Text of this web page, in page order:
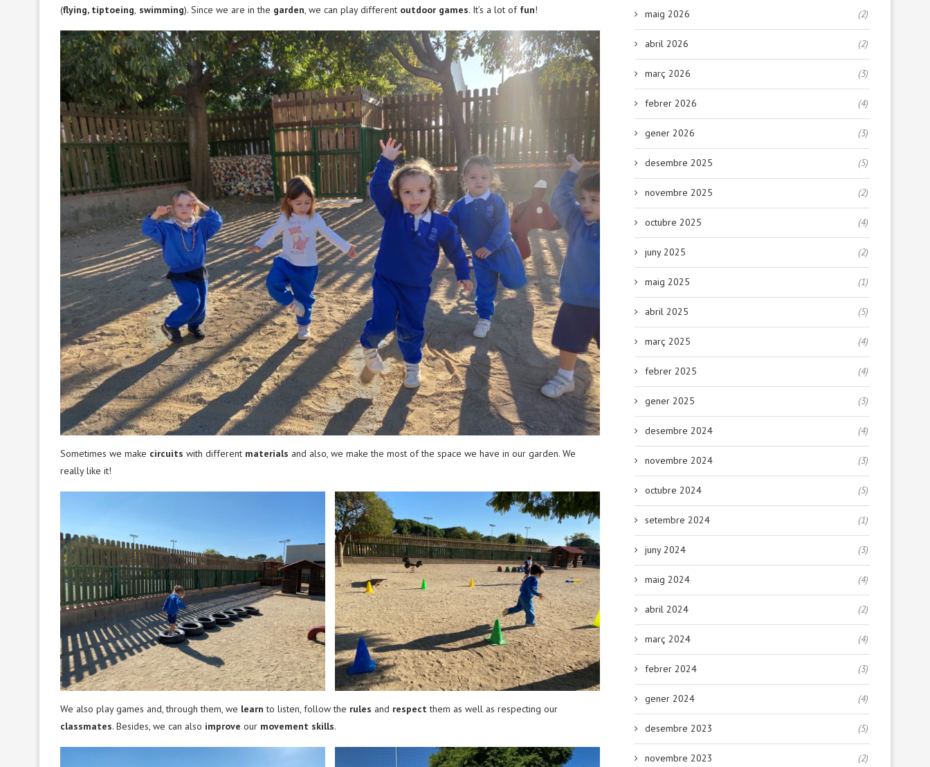
(flying, tiptoeing, swimming). Since we are in the garden, we can play different outdoor games. It’s a lot of fun!
Sometimes we make circuits with different materials and also, we make the most of the space we have in our garden. We
really like it!
We also play games and, through them, we learn to listen, follow the rules and respectthem as well as respecting our
classmates. Besides, we can also improve our movement skills.
maig 2026 (2)
abril 2026 (2)
març 2026 (3)
febrer 2026 (4)
gener 2026 (3)
desembre 2025 (5)
novembre 2025 (2)
octubre 2025 (4)
juny 2025 (2)
maig 2025 (1)
abril 2025 (5)
març 2025 (4)
febrer 2025 (4)
gener 2025 (3)
desembre 2024 (4)
novembre 2024 (3)
octubre 2024 (5)
setembre 2024 (1)
juny 2024 (3)
maig 2024 (4)
abril 2024 (2)
març 2024 (4)
febrer 2024 (3)
gener 2024 (4)
desembre 2023 (5)
novembre 2023 (2)